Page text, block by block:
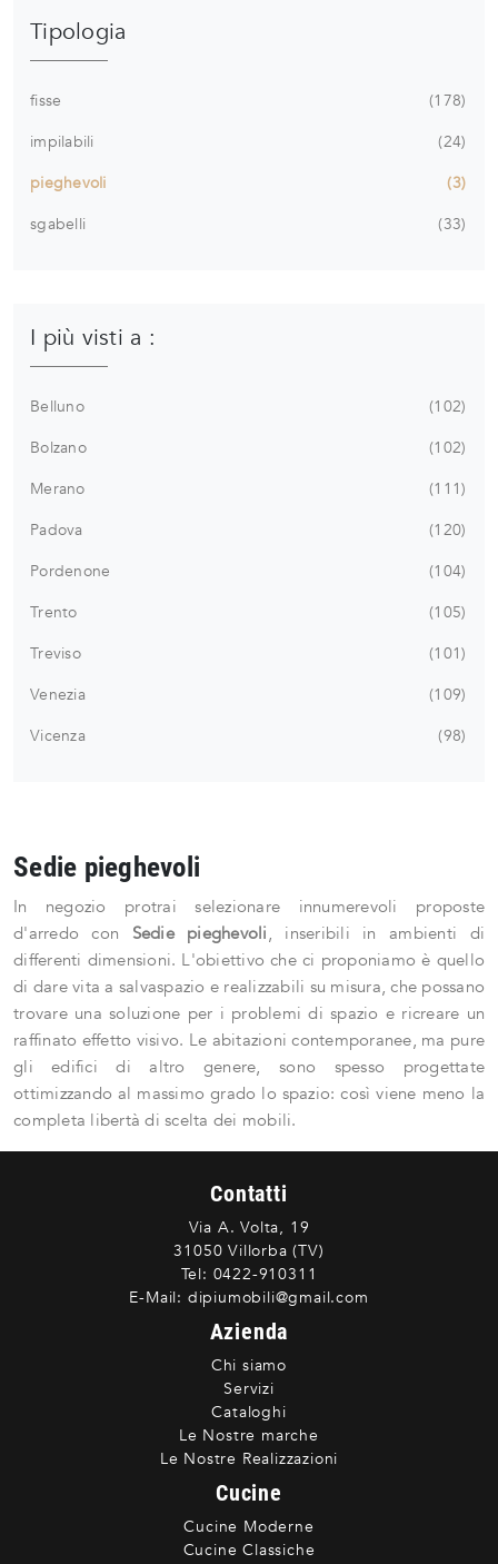
Tipologia
fisse
178
impilabili
24
pieghevoli
3
sgabelli
33
I più visti a :
Belluno
102
Bolzano
102
Merano
111
Padova
120
Pordenone
104
Trento
105
Treviso
101
Venezia
109
Vicenza
98
Sedie pieghevoli
In negozio protrai selezionare innumerevoli proposte
d'arredo con Sedie pieghevoli, inseribili in ambienti di
differenti dimensioni. L'obiettivo che ci proponiamo è quello
di dare vita a salvaspazio e realizzabili su misura, che possano
trovare una soluzione per i problemi di spazio e ricreare un
raffinato effetto visivo. Le abitazioni contemporanee, ma pure
gli edifici di altro genere, sono spesso progettate
ottimizzando al massimo grado lo spazio: così viene meno la
completa libertà di scelta dei mobili.
Contatti
Via A. Volta, 19
31050 Villorba (TV)
Tel: 0422-910311
E-Mail: dipiumobili@gmail.com
Azienda
Chi siamo
Servizi
Cataloghi
Le Nostre marche
Le Nostre Realizzazioni
Cucine
Cucine Moderne
Cucine Classiche